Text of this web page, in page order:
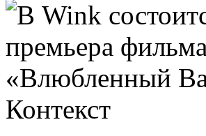
Контекст